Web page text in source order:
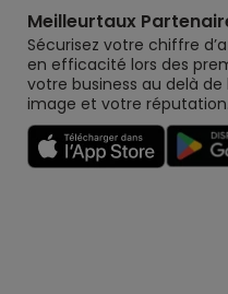
Meilleurtaux
Sécurisez votre chiffre
en efficacité lors des
votre business au delà
image et votre réputation.